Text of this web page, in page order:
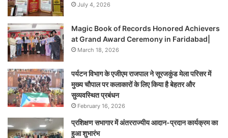
July 4, 2026
Magic Book of Records Honored Achievers
at Grand Award Ceremony in Faridabad|
March 18, 2026
पर्यटन विभाग के एजीएम राजपाल ने सूरजकुंड मेला परिसर में
मुख्य चौपाल पर कलाकारों के लिए किया है बेहतर और
सुव्यवस्थित प्रबंधन
February 16, 2026
प्रशिक्षण सभागार में अंतरराज्यीय आदान-प्रदान कार्यक्रम का
हुआ शुभारंभ